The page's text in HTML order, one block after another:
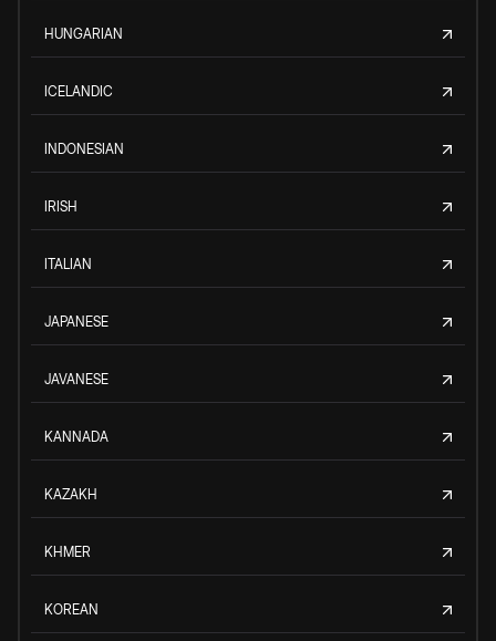
HUNGARIAN
ICELANDIC
INDONESIAN
IRISH
ITALIAN
JAPANESE
JAVANESE
KANNADA
KAZAKH
KHMER
KOREAN